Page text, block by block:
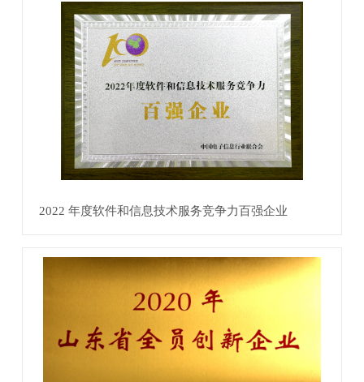
2022 年度软件和信息技术服务竞争力百强企业